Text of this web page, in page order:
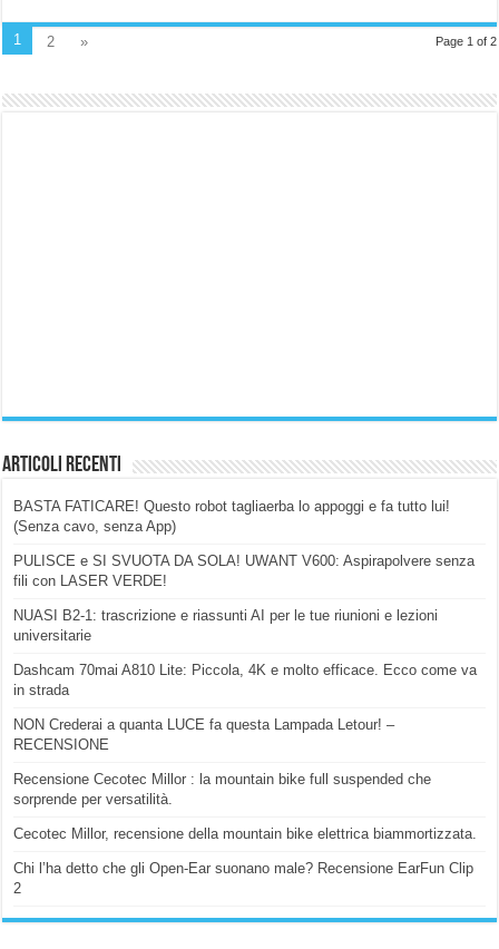
Page 1 of 2
1 2 »
Articoli Recenti
BASTA FATICARE! Questo robot tagliaerba lo appoggi e fa tutto lui!
(Senza cavo, senza App)
PULISCE e SI SVUOTA DA SOLA! UWANT V600: Aspirapolvere senza
fili con LASER VERDE!
NUASI B2-1: trascrizione e riassunti AI per le tue riunioni e lezioni
universitarie
Dashcam 70mai A810 Lite: Piccola, 4K e molto efficace. Ecco come va
in strada
NON Crederai a quanta LUCE fa questa Lampada Letour! –
RECENSIONE
Recensione Cecotec Millor : la mountain bike full suspended che
sorprende per versatilità.
Cecotec Millor, recensione della mountain bike elettrica biammortizzata.
Chi l’ha detto che gli Open-Ear suonano male? Recensione EarFun Clip
2